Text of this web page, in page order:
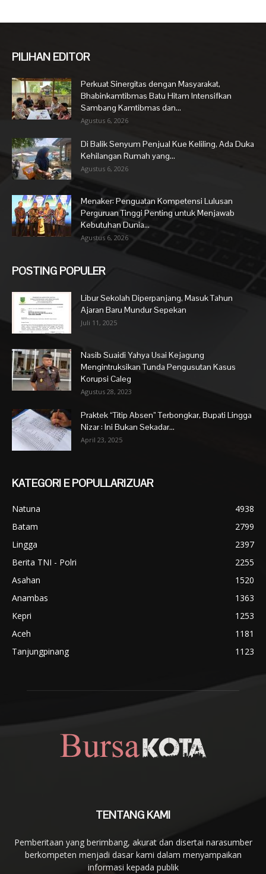
PILIHAN EDITOR
Perkuat Sinergitas dengan Masyarakat,
Bhabinkamtibmas Batu Hitam Intensifkan
Sambang Kamtibmas dan...
Agustus 6, 2026
Di Balik Senyum Penjual Kue Keliling, Ada Duka
Kehilangan Rumah yang...
Agustus 6, 2026
Menaker: Penguatan Kompetensi Lulusan
Perguruan Tinggi Penting untuk Menjawab
Kebutuhan Dunia...
Agustus 6, 2026
POSTING POPULER
Libur Sekolah Diperpanjang, Masuk Tahun
Ajaran Baru Mundur Sepekan
Juli 11, 2025
Nasib Suaidi Yahya Usai Kejagung
Mengintruksikan Tunda Pengusutan Kasus
Korupsi Caleg
Agustus 28, 2023
Praktek “Titip Absen” Terbongkar, Bupati Lingga
Nizar : Ini Bukan Sekadar...
April 23, 2025
KATEGORI E POPULLARIZUAR
Natuna
4938
Batam
2799
Lingga
2397
Berita TNI - Polri
2255
Asahan
1520
Anambas
1363
Kepri
1253
Aceh
1181
Tanjungpinang
1123
TENTANG KAMI
Pemberitaan yang berimbang, akurat dan disertai narasumber
berkompeten menjadi dasar kami dalam menyampaikan
informasi kepada publik